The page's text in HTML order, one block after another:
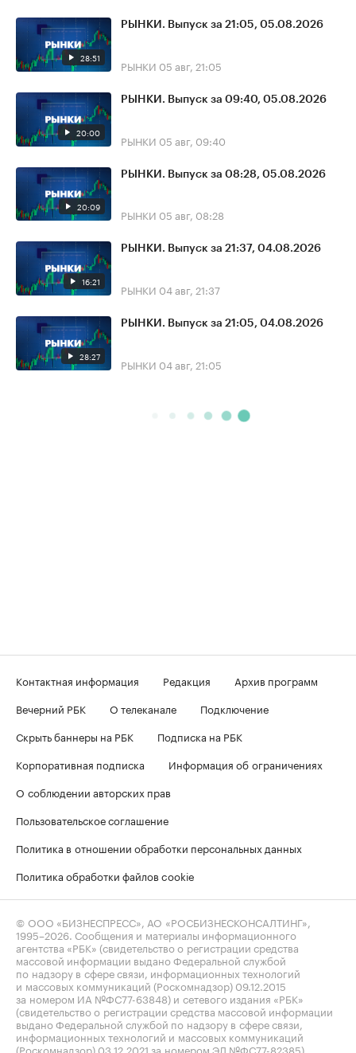
28:51
РЫНКИ. Выпуск за 21:05, 05.08.2026
РЫНКИ 05 авг, 21:05
20:00
РЫНКИ. Выпуск за 09:40, 05.08.2026
РЫНКИ 05 авг, 09:40
20:09
РЫНКИ. Выпуск за 08:28, 05.08.2026
РЫНКИ 05 авг, 08:28
16:21
РЫНКИ. Выпуск за 21:37, 04.08.2026
РЫНКИ 04 авг, 21:37
28:27
РЫНКИ. Выпуск за 21:05, 04.08.2026
РЫНКИ 04 авг, 21:05
Контактная информация Редакция
Архив программ
Вечерний РБК
О телеканале
Подключение
Скрыть баннеры на РБК
Подписка на РБК
Корпоративная подписка
Информация об ограничениях
О соблюдении авторских прав
Пользовательское соглашение
Политика в отношении обработки персональных данных
Политика обработки файлов cookie
© ООО «БИЗНЕСПРЕСС», АО «РОСБИЗНЕСКОНСАЛТИНГ»,
1995–2026 . Сообщения и материалы информационного
агентства «РБК» (свидетельство о регистрации средства
массовой информации выдано Федеральной службой
по надзору в сфере связи, информационных технологий
и массовых коммуникаций (Роскомнадзор) 09.12.2015
за номером ИА №ФС77-63848) и сетевого издания «РБК»
(свидетельство о регистрации средства массовой информации
выдано Федеральной службой по надзору в сфере связи,
информационных технологий и массовых коммуникаций
(Роскомнадзор) 03.12.2021 за номером ЭЛ №ФС77-82385)